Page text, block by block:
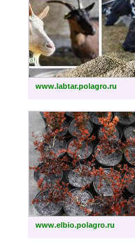
www.labtar.polagro.ru
www.elbio.polagro.ru